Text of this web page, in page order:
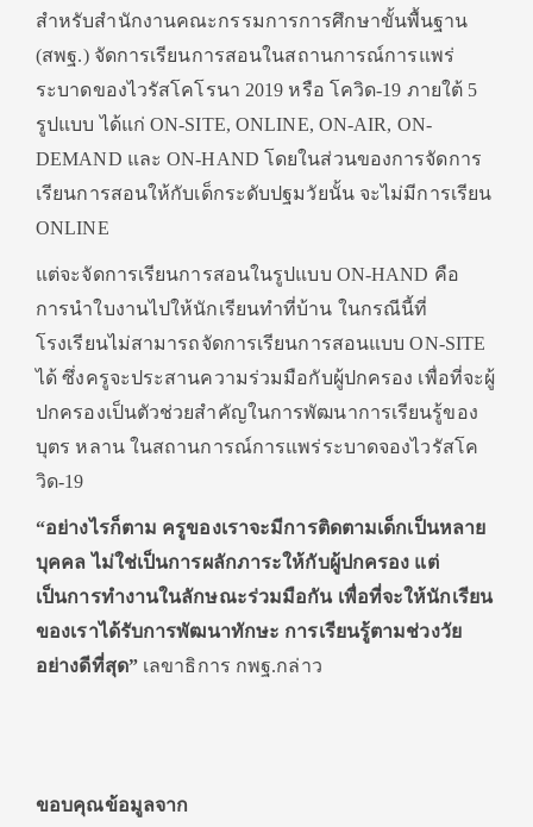
สำหรับสำนักงานคณะกรรมการการศึกษาขั้นพื้นฐาน
(สพฐ.) จัดการเรียนการสอนในสถานการณ์การแพร่
ระบาดของไวรัสโคโรนา 2019 หรือ โควิด-19 ภายใต้ 5
รูปแบบ ได้แก่ ON-SITE, ONLINE, ON-AIR, ON-
DEMAND และ ON-HAND โดยในส่วนของการจัดการ
เรียนการสอนให้กับเด็กระดับปฐมวัยนั้น จะไม่มีการเรียน
ONLINE
แต่จะจัดการเรียนการสอนในรูปแบบ ON-HAND คือ
การนำใบงานไปให้นักเรียนทำที่บ้าน ในกรณีนี้ที่
โรงเรียนไม่สามารถจัดการเรียนการสอนแบบ ON-SITE
ได้ ซึ่งครูจะประสานความร่วมมือกับผู้ปกครอง เพื่อที่จะผู้
ปกครองเป็นตัวช่วยสำคัญในการพัฒนาการเรียนรู้ของ
บุตร หลาน ในสถานการณ์การแพร่ระบาดจองไวรัสโค
วิด-19
“อย่างไรก็ตาม ครูของเราจะมีการติดตามเด็กเป็นหลาย
บุคคล ไม่ใช่เป็นการผลักภาระให้กับผู้ปกครอง แต่
เป็นการทำงานในลักษณะร่วมมือกัน เพื่อที่จะให้นักเรียน
ของเราได้รับการพัฒนาทักษะ การเรียนรู้ตามช่วงวัย
อย่างดีที่สุด”เลขาธิการ กพฐ.กล่าว
ขอบคุณข้อมูลจาก